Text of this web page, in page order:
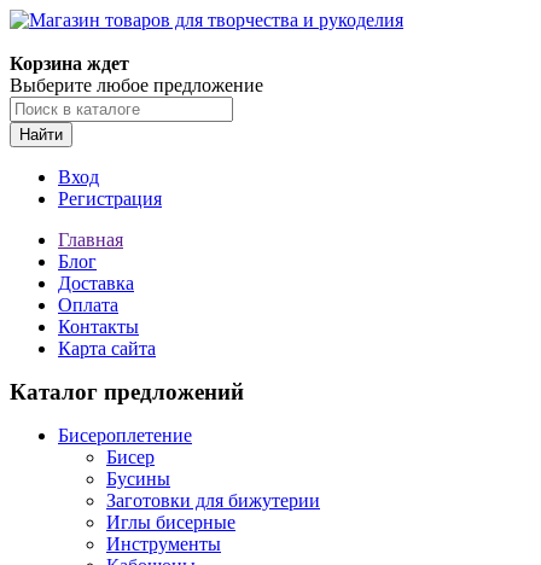
Корзина ждет
Выберите любое предложение
Найти
Вход
Регистрация
Главная
Блог
Доставка
Оплата
Контакты
Карта сайта
Каталог предложений
Бисероплетение
Бисер
Бусины
Заготовки для бижутерии
Иглы бисерные
Инструменты